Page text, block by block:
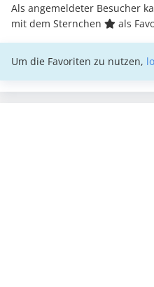
Als angemeldeter Besucher
mit dem Sternchen
als
Um die Favoriten zu nutzen,